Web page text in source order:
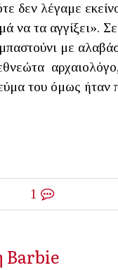
δεν λέγαμε
να τα αγγίξει».
με
του όμως ήταν
1
Barbie